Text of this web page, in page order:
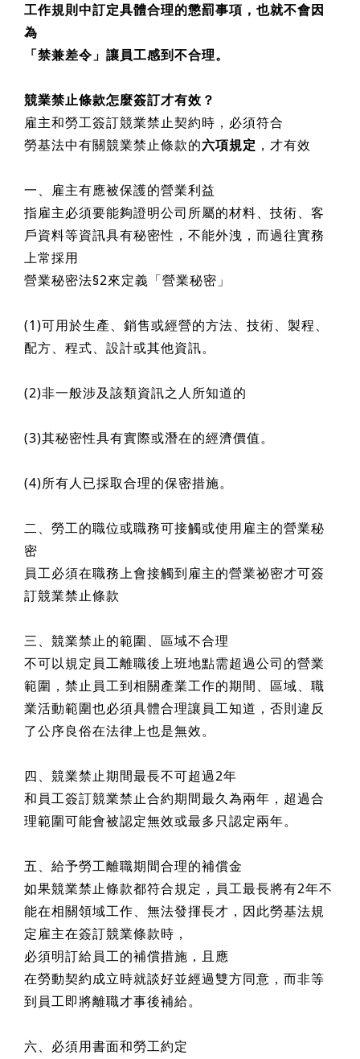
工作規則中訂定具體合理的懲罰事項，也就不會因
為
「禁兼差令」讓員工感到不合理。
競業禁止條款怎麼簽訂才有效？
雇主和勞工簽訂競業禁止契約時，必須符合
勞基法中有關競業禁止條款的六項規定 ，才有效
一、雇主有應被保護的營業利益
指雇主必須要能夠證明公司所屬的材料、技術、客
戶資料等資訊具有秘密性，不能外洩，而過往實務
上常採用
營業秘密法§2來定義「營業秘密」
(1)可用於生產、銷售或經營的方法、技術、製程、
配方、程式、設計或其他資訊。
(2)非一般涉及該類資訊之人所知道的
(3)其秘密性具有實際或潛在的經濟價值。
(4)所有人已採取合理的保密措施。
二、勞工的職位或職務可接觸或使用雇主的營業秘
密
員工必須在職務上會接觸到雇主的營業祕密才可簽
訂競業禁止條款
三、競業禁止的範圍、區域不合理
不可以規定員工離職後上班地點需超過公司的營業
範圍，禁止員工到相關產業工作的期間、區域、職
業活動範圍也必須具體合理讓員工知道，否則違反
了公序良俗在法律上也是無效。
四、競業禁止期間最長不可超過2年
和員工簽訂競業禁止合約期間最久為兩年，超過合
理範圍可能會被認定無效或最多只認定兩年。
五、給予勞工離職期間合理的補償金
如果競業禁止條款都符合規定，員工最長將有2年不
能在相關領域工作、無法發揮長才，因此勞基法規
定雇主在簽訂競業條款時，
必須明訂給員工的補償措施，且應
在勞動契約成立時就談好並經過雙方同意，而非等
到員工即將離職才事後補給。
六、必須用書面和勞工約定